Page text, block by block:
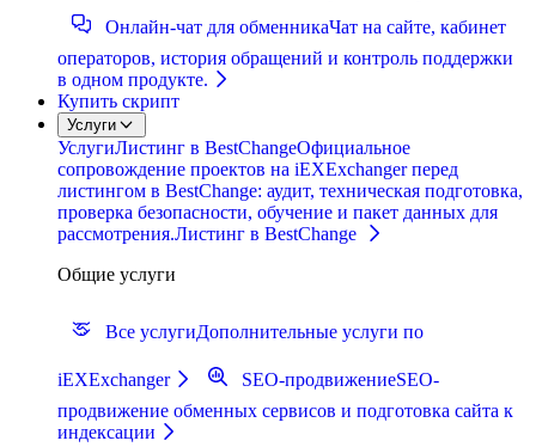
Онлайн-чат для обменникаЧат на сайте, кабинет
операторов, история обращений и контроль поддержки
в одном продукте.
Купить скрипт
Услуги
УслугиЛистинг в BestChangeОфициальное
сопровождение проектов на iEXExchanger перед
листингом в BestChange: аудит, техническая подготовка,
проверка безопасности, обучение и пакет данных для
рассмотрения.Листинг в BestChange
Общие услуги
Все услугиДополнительные услуги по
iEXExchanger SEO-продвижениеSEO-
продвижение обменных сервисов и подготовка сайта к
индексации